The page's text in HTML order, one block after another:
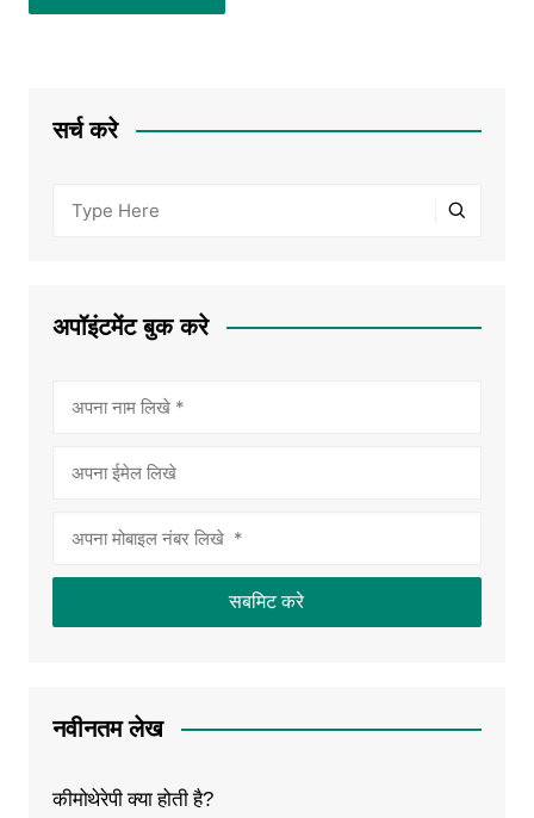
सर्च करे
अपॉइंटमेंट बुक करे
नवीनतम लेख
कीमोथेरेपी क्या होती है?